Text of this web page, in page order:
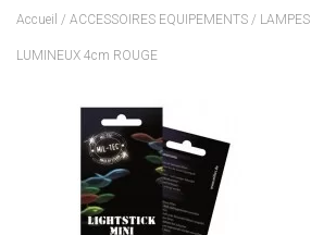
Accueil / ACCESSOIRES EQUIPEMENTS / LAMPES
LUMINEUX 4cm ROUGE